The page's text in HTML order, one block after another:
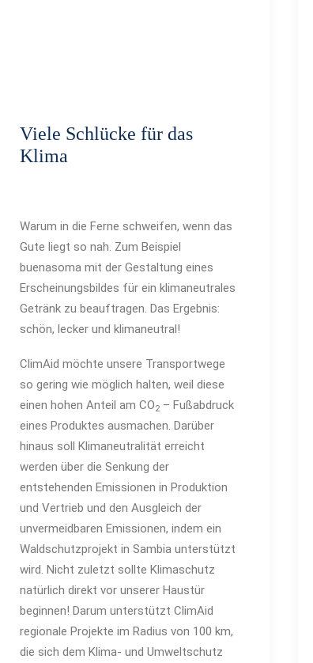
Viele Schlücke für das
Klima
Warum in die Ferne schweifen, wenn das
Gute liegt so nah. Zum Beispiel
buenasoma mit der Gestaltung eines
Erscheinungsbildes für ein klimaneutrales
Getränk zu beauftragen. Das Ergebnis:
schön, lecker und klimaneutral!
ClimAid möchte unsere Transportwege
so gering wie möglich halten, weil diese
einen hohen Anteil am CO2 – Fußabdruck
eines Produktes ausmachen. Darüber
hinaus soll Klimaneutralität erreicht
werden über die Senkung der
entstehenden Emissionen in Produktion
und Vertrieb und den Ausgleich der
unvermeidbaren Emissionen, indem ein
Waldschutzprojekt in Sambia unterstützt
wird. Nicht zuletzt sollte Klimaschutz
natürlich direkt vor unserer Haustür
beginnen! Darum unterstützt ClimAid
regionale Projekte im Radius von 100 km,
die sich dem Klima- und Umweltschutz